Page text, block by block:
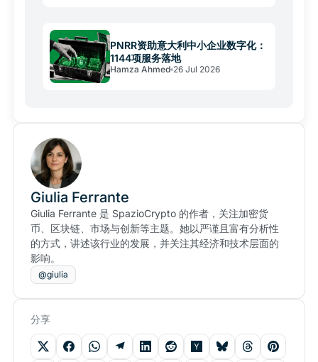
PNRR资助意大利中小企业数字化：
1144项服务落地
Hamza Ahmed 26 Jul 2026
Giulia Ferrante
Giulia Ferrante 是 SpazioCrypto 的作者，关注加密货
币、区块链、市场与创新等主题。她以严谨且富有分析性
的方式，讲述该行业的发展，并关注其经济和技术层面的
影响。
@giulia
分享